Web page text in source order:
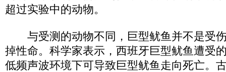
超过实验中的动物。
与受测的动物不同，巨型鱿鱼并不是受
掉性命。科学家表示，西班牙巨型鱿鱼遭受
低频声波环境下可导致巨型鱿鱼走向死亡。